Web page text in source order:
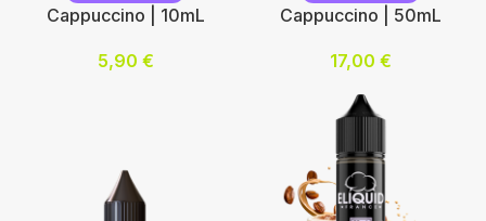
Nicotine (mg/mL) :
Ajouter au panier
Cappuccino | 10mL
5,90 €
Cappuccino | 50mL
17,00 €